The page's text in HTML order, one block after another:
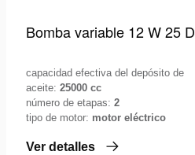
Bomba variable 12 W 25 D
capacidad efectiva del depósito de
aceite: 25000 cc
número de etapas: 2
tipo de motor: motor eléctrico
Ver detalles